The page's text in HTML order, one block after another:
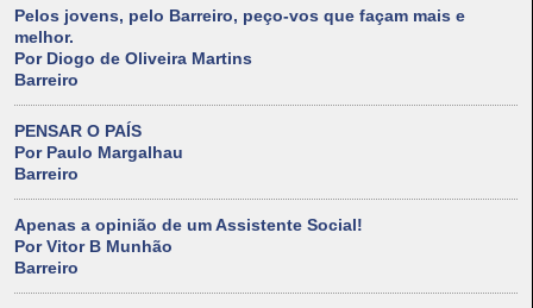
Pelos jovens, pelo Barreiro, peço-vos que façam mais e
melhor.
Por Diogo de Oliveira Martins
Barreiro
PENSAR O PAÍS
Por Paulo Margalhau
Barreiro
Apenas a opinião de um Assistente Social!
Por Vitor B Munhão
Barreiro